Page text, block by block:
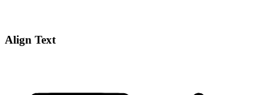
Align Text